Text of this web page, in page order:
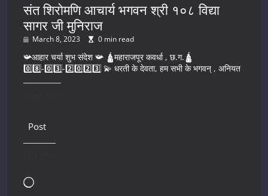
संत शिरोमणि आचार्य भगवन श्री १०८ विद्या
सागर जी मुनिराज
March 8, 2023 0 min read
📯आहार चर्या शुभ संदेश 📯 🛕महाराजपूर कवर्धा , छ.ग.🛕
0️⃣8️⃣-0️⃣3️⃣-2️⃣0️⃣2️⃣3️⃣ 💫 धरती के देवता, हम सभी के भगवन् , अनियत
Post
Loading…